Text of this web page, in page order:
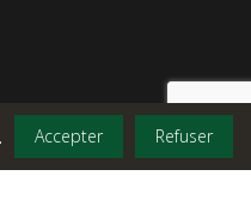
Accepter Refuser